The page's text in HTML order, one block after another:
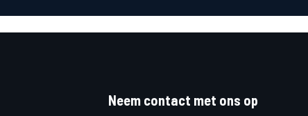
Neem contact met ons op